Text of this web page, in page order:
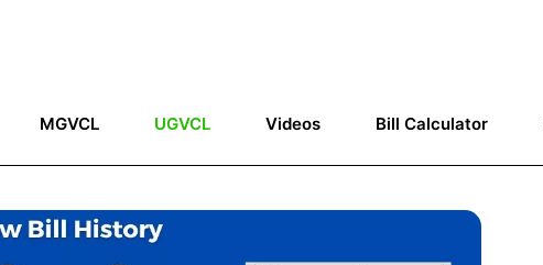
MGVCL UGVCL Videos Bill Calculator